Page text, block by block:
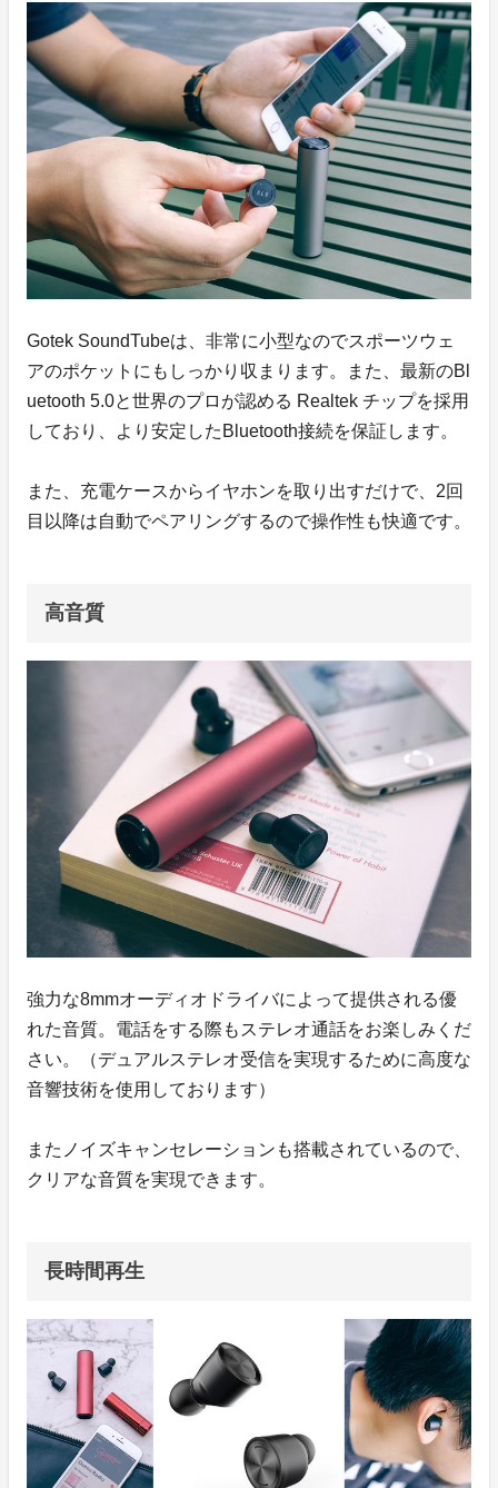
Gotek SoundTubeは、非常に小型なのでスポーツウェ
アのポケットにもしっかり収まります。また、最新のBl
uetooth 5.0と世界のプロが認める Realtek チップを採用
しており、より安定したBluetooth接続を保証します。
また、充電ケースからイヤホンを取り出すだけで、2回
目以降は自動でペアリングするので操作性も快適です。
高音質
強力な8mmオーディオドライバによって提供される優
れた音質。電話をする際もステレオ通話をお楽しみくだ
さい。（デュアルステレオ受信を実現するために高度な
音響技術を使用しております）
またノイズキャンセレーションも搭載されているので、
クリアな音質を実現できます。
長時間再生